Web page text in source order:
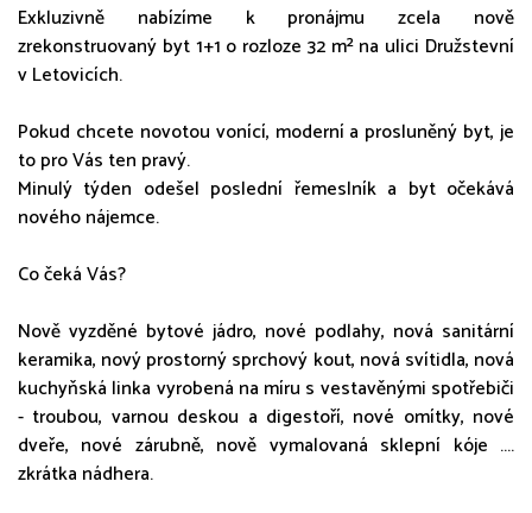
Exkluzivně nabízíme k pronájmu zcela nově
zrekonstruovaný byt 1+1 o rozloze 32 m² na ulici Družstevní
v Letovicích.
Pokud chcete novotou vonící, moderní a prosluněný byt, je
to pro Vás ten pravý.
Minulý týden odešel poslední řemeslník a byt očekává
nového nájemce.
Co čeká Vás?
Nově vyzděné bytové jádro, nové podlahy, nová sanitární
keramika, nový prostorný sprchový kout, nová svítidla, nová
kuchyňská linka vyrobená na míru s vestavěnými spotřebiči
- troubou, varnou deskou a digestoří, nové omítky, nové
dveře, nové zárubně, nově vymalovaná sklepní kóje ....
zkrátka nádhera.